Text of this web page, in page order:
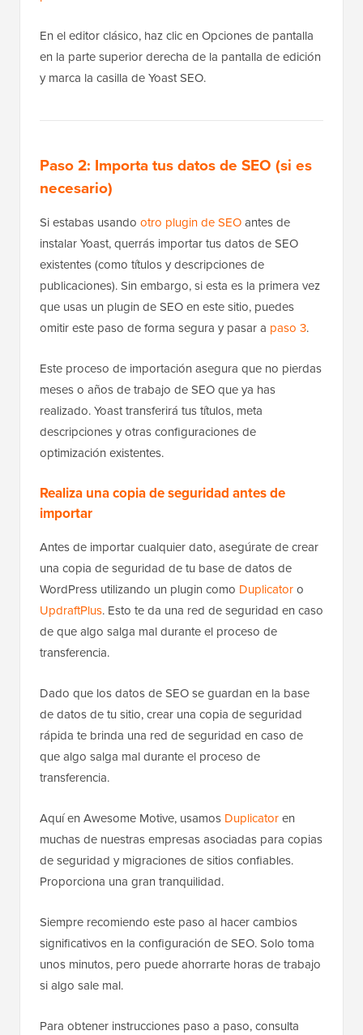
En el editor clásico, haz clic en Opciones de pantalla
en la parte superior derecha de la pantalla de edición
y marca la casilla de Yoast SEO.
Paso 2: Importa tus datos de SEO (si es
necesario)
Si estabas usando otro plugin de SEOantes de
instalar Yoast, querrás importar tus datos de SEO
existentes (como títulos y descripciones de
publicaciones). Sin embargo, si esta es la primera vez
que usas un plugin de SEO en este sitio, puedes
omitir este paso de forma segura y pasar a paso 3.
Este proceso de importación asegura que no pierdas
meses o años de trabajo de SEO que ya has
realizado. Yoast transferirá tus títulos, meta
descripciones y otras configuraciones de
optimización existentes.
Realiza una copia de seguridad antes de
importar
Antes de importar cualquier dato, asegúrate de crear
una copia de seguridad de tu base de datos de
WordPress utilizando un plugin como Duplicatoro
UpdraftPlus. Esto te da una red de seguridad en caso
de que algo salga mal durante el proceso de
transferencia.
Dado que los datos de SEO se guardan en la base
de datos de tu sitio, crear una copia de seguridad
rápida te brinda una red de seguridad en caso de
que algo salga mal durante el proceso de
transferencia.
Aquí en Awesome Motive, usamos Duplicatoren
muchas de nuestras empresas asociadas para copias
de seguridad y migraciones de sitios confiables.
Proporciona una gran tranquilidad.
Siempre recomiendo este paso al hacer cambios
significativos en la configuración de SEO. Solo toma
unos minutos, pero puede ahorrarte horas de trabajo
si algo sale mal.
Para obtener instrucciones paso a paso, consulta